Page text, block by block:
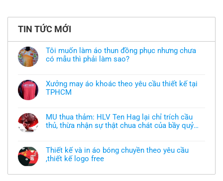
TIN TỨC MỚI
Tôi muốn làm áo thun đồng phục nhưng chưa
có mẫu thì phải làm sao?
bình
luận
ở
áo
thun
đồng
chưa
có
mẫu
thì
làm
Xưởng may áo khoác theo yêu cầu thiết kế tại
TPHCM
bình
luận
ở
khoác
theo
yêu
thiết
MU thua thảm: HLV Ten Hag lại chỉ trích cầu
thủ, thừa nhận sự thật chua chát của bầy quỷ
bình
luận
ở
thảm:
Thiết kế và in áo bóng chuyền theo yêu cầu
,thiết kế logo free
có